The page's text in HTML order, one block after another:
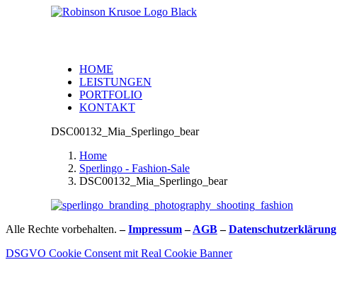
HOME
LEISTUNGEN
PORTFOLIO
KONTAKT
DSC00132_Mia_Sperlingo_bear
Home
Sperlingo - Fashion-Sale
DSC00132_Mia_Sperlingo_bear
Alle Rechte vorbehalten.– Impressum–AGB–Datenschutzerklärung
DSGVO Cookie Consent mit Real Cookie Banner